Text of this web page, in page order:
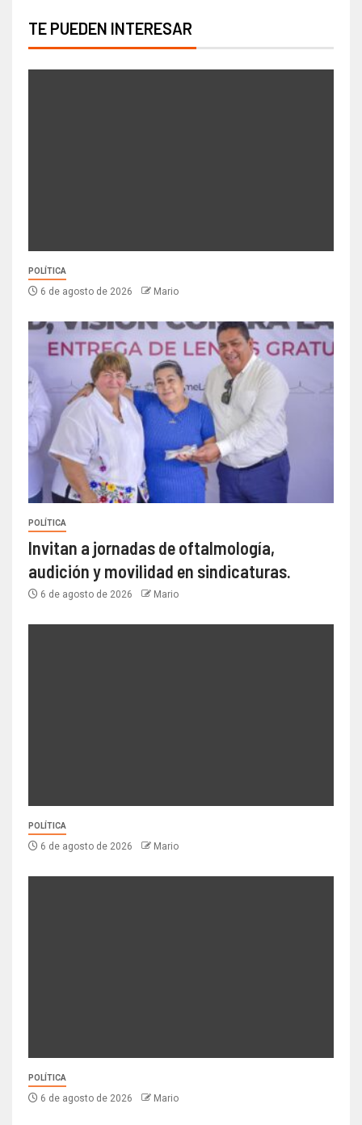
TE PUEDEN INTERESAR
POLÍTICA
6 de agosto de 2026 Mario
POLÍTICA
Invitan a jornadas de oftalmología,
audición y movilidad en sindicaturas.
6 de agosto de 2026 Mario
POLÍTICA
6 de agosto de 2026 Mario
POLÍTICA
6 de agosto de 2026 Mario